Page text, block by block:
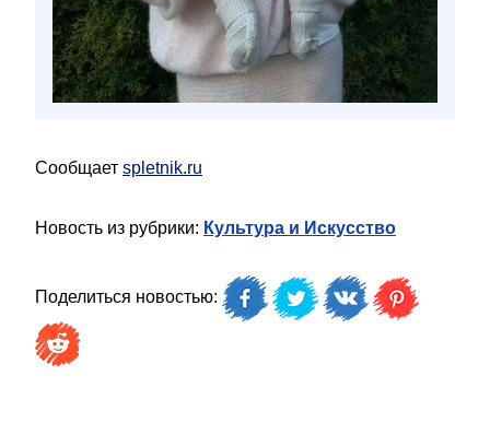
Сообщает spletnik.ru
Новость из рубрики: Культура и Искусство
Поделиться новостью: